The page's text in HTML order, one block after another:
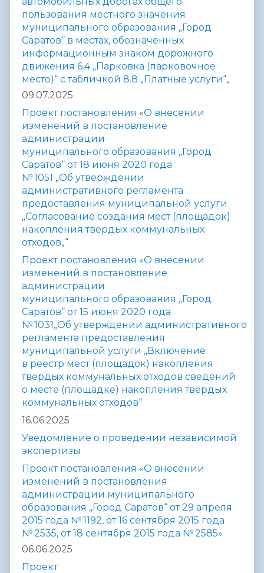
пользования местного значения
муниципального образования „Город
Саратов“ в местах, обозначенных
информационным знаком дорожного
движения 6.4 „Парковка (парковочное
место)“ с табличкой 8.8 „Платные услуги“„
09.07.2025
Проект постановления «О внесении
изменений в постановление
администрации
муниципального образования „Город
Саратов“ от 18 июня 2020 года
№ 1051 „Об утверждении
административного регламента
предоставления муниципальной услуги
„Согласование создания мест (площадок)
накоплениятвердых коммунальных
отходов„“
Проект постановления «О внесении
изменений в постановление
администрации
муниципального образования „Город
Саратов“ от 15 июня 2020 года
№ 1031„Об утверждении административного
регламента предоставления
муниципальной услуги „Включение
в реестр мест (площадок) накопления
твердых коммунальных отходов сведений
о месте (площадке) накопления твердых
коммунальных отходов“
16.06.2025
Уведомление о проведении независимой
экспертизы
Проект постановления «О внесении
изменений в постановления
администрации муниципального
образования „Город Саратов“ от 29 апреля
2015 года № 1192, от 16 сентября 2015 года
№ 2535, от 18 сентября 2015 года № 2585»
06.06.2025
Проект